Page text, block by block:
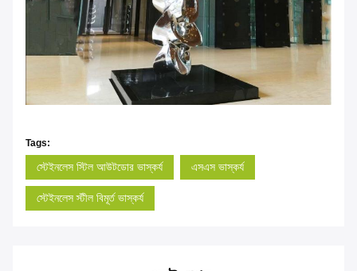
Tags:
স্টেইনলেস স্টিল আউটডোর ভাস্কর্য এসএস ভাস্কর্য
স্টেইনলেস স্টীল বিমূর্ত ভাস্কর্য